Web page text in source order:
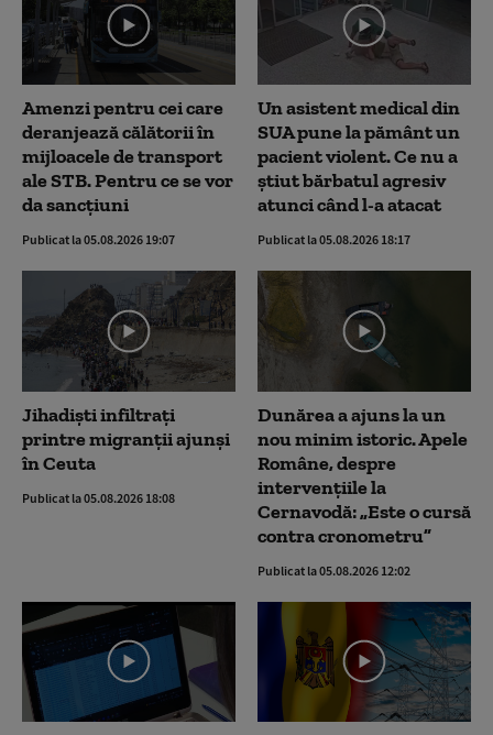
Amenzi pentru cei care
deranjează călătorii în
mijloacele de transport
ale STB. Pentru ce se vor
da sancțiuni
Publicat la 05.08.2026 19:07
Un asistent medical din
SUA pune la pământ un
pacient violent. Ce nu a
știut bărbatul agresiv
atunci când l-a atacat
Publicat la 05.08.2026 18:17
Jihadiști infiltrați
printre migranții ajunși
în Ceuta
Publicat la 05.08.2026 18:08
Dunărea a ajuns la un
nou minim istoric. Apele
Române, despre
intervențiile la
Cernavodă: „Este o cursă
contra cronometru”
Publicat la 05.08.2026 12:02